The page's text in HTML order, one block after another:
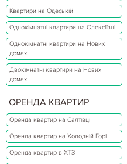
Квартири на Одеській
Однокімнатні квартири на Олексіївці
Однокімнатні квартири на Нових
домах
Двокімнатні квартири на Нових
домах
ОРЕНДА КВАРТИР
Оренда квартир на Салтівці
Оренда квартир на Холодній Горі
Оренда квартир в ХТЗ